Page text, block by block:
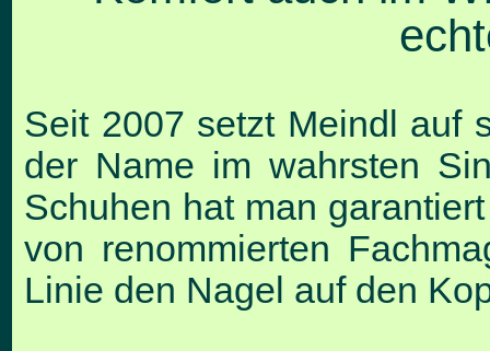
Seit 2007 setzt Meindl auf
der Name im wahrsten
Schuhen hat man
von renommierten
Linie den Nagel auf den